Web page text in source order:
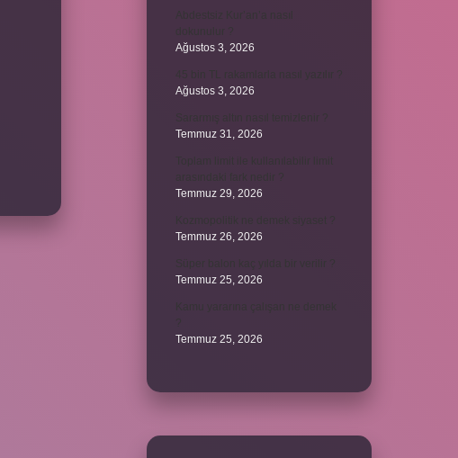
Ağustos 3, 2026
Ağustos 3, 2026
Temmuz 31, 2026
Temmuz 29, 2026
Temmuz 26, 2026
Temmuz 25, 2026
Temmuz 25, 2026